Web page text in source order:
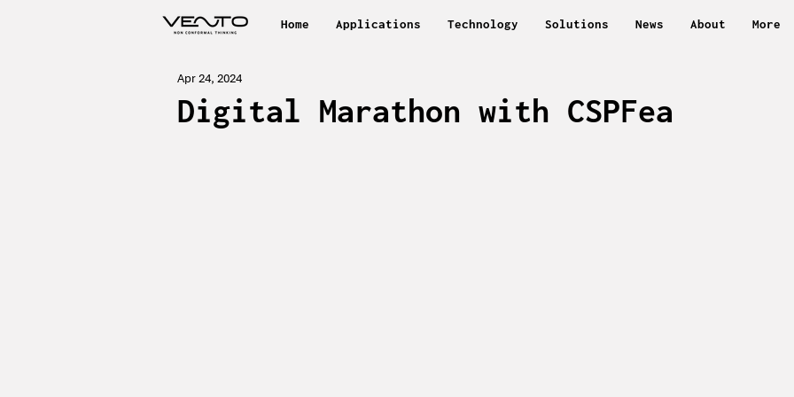
Home Applications Technology Solutions News About More
Digital Marathon with CSPFea
Apr 24, 2024